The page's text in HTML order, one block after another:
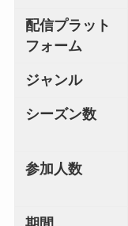
配信プラット
フォーム
ジャンル
シーズン数
参加人数